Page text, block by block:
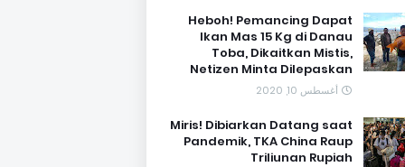
Heboh! Pemancing Dapat
Ikan Mas 15 Kg di Danau
Toba, Dikaitkan Mistis,
Netizen Minta Dilepaskan
أغسطس 10, 2020
Miris! Dibiarkan Datang saat
Pandemik, TKA China Raup
Triliunan Rupiah